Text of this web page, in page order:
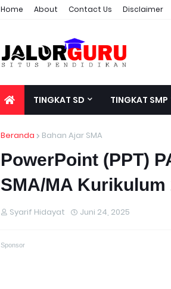
Home About Contact Us Disclaimer
TINGKAT SD TINGKAT SMP
Beranda Bahan Ajar SMA
PowerPoint (PPT)
SMA/MA Kurikulum
Syarif Hidayat Juni 24, 2025
Sponsor